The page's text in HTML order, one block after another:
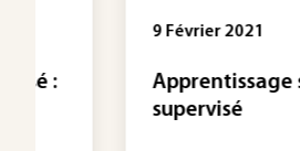
9 Février 2021
Apprentissage
supervisé